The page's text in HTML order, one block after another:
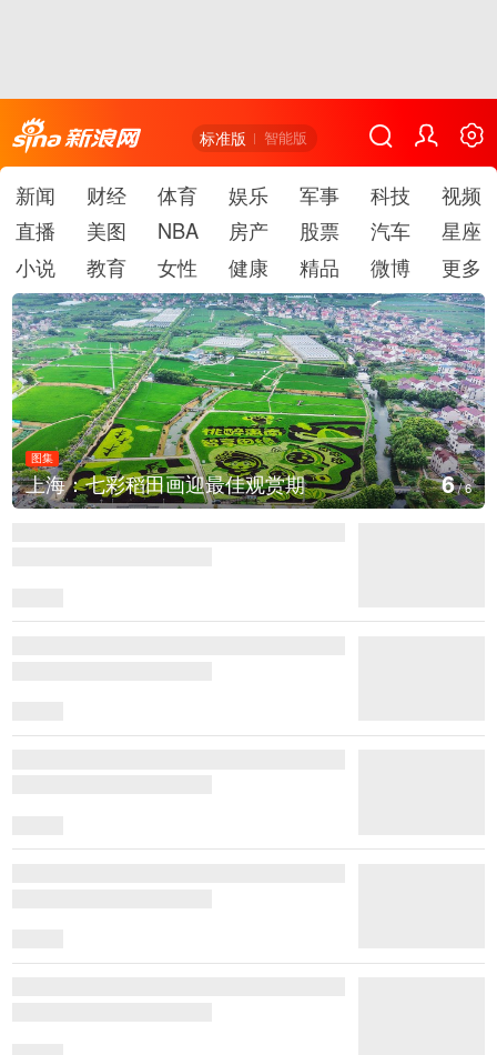
标准版 智能版
新闻 财经 体育 娱乐 军事 科技
视频
直播
美图 NBA 房产 股票 汽车
星座
小说
教育 女性 健康 精品 微博 更多
图集
上海：七彩稻田画迎最佳观赏期 6/6